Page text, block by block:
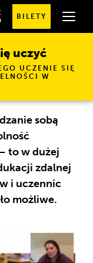
SPRAWDŹ
SZCZEGÓŁOWE
BILETY
uczyć
UCZENIE SIĘ
W
sobą
to w dużej
zdalnej
i uczennic
możliwe.